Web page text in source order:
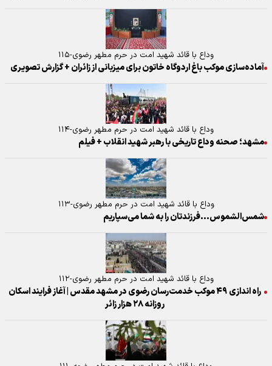
وداع با قائد شهید امت در حرم مطهر رضوی-۱۱۵
آماده‌سازی موکب باغ اردوگاه خاتون برای میزبانی از زائران + گزارش تصویری
وداع با قائد شهید امت در حرم مطهر رضوی-۱۱۴
مشهد؛ صحنه وداع تاریخی با رهبر شهید انقلاب + فیلم
وداع با قائد شهید امت در حرم مطهر رضوی-۱۱۳
شمس‌الشموس...فرزندتان را به شما می‌سپاریم
وداع با قائد شهید امت در حرم مطهر رضوی-۱۱۲
راه اندازی ۴۹ موکب خدمت‌رسان رضوی در مشهد مقدس | آغاز فرایند اسکان
روزانه ۲۸ هزار زائر